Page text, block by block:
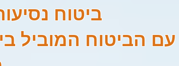
ביטוח
עם הביטוח המוביל